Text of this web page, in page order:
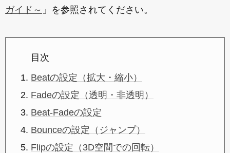
ガイド～ 」を参照されてください。
目次
Beatの設定（拡大・縮小）
Fadeの設定（透明・非透明）
Beat-Fadeの設定
Bounceの設定（ジャンプ）
Flipの設定（3D空間での回転）